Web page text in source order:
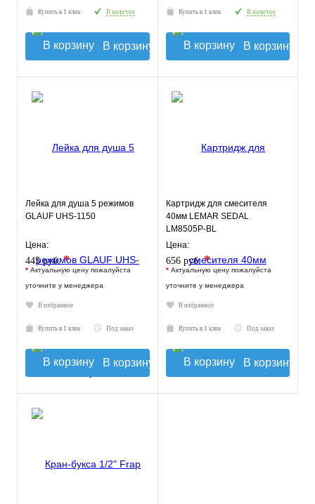
Купить в 1 клик В наличии
В корзину
Купить в 1 клик В наличии
В корзину
Лейка для душа 5 режимов
GLAUF UHS-1150
Цена:
445 руб.*
* Актуальную цену пожалуйста
уточните у менеджера
В избранное
Купить в 1 клик Под заказ
В корзину
Картридж для смесителя
40мм LEMAR SEDAL
LM8505P-BL
Цена:
656 руб.*
* Актуальную цену пожалуйста
уточните у менеджера
В избранное
Купить в 1 клик Под заказ
В корзину